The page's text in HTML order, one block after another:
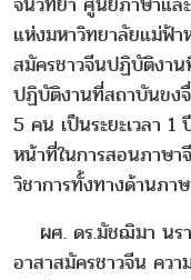
แห่งมหาวิทยาลัยแม่ฟ้า
สมัครชาวจีนปฏิบัติงา
ปฏิบัติงานที่สถาบันขง
5 คน เป็นระยะเวลา
หน้าที่ในการสอนภาษา
วิชาการทั้งทางด้านภา
ผศ. ดร.มัชฌิมา นรา
อาสาสมัครชาวจีน คว